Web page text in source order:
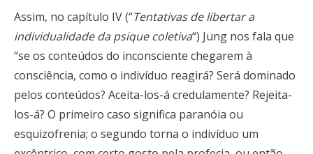
Assim, no capítulo IV (“Tentativas de libertar a
individualidade da psique coletiva“) Jung nos fala que
“se os conteúdos do inconsciente chegarem à
consciência, como o indivíduo reagirá? Será dominado
pelos conteúdos? Aceita-los-á credulamente? Rejeita-
los-á? O primeiro caso significa paranóia ou
esquizofrenia; o segundo torna o indivíduo um